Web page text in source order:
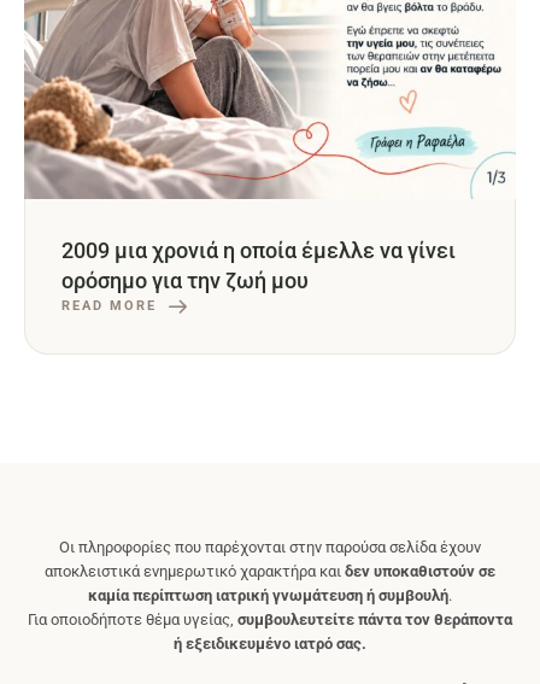
2009 μια χρονιά η οποία έμελλε να γίνει
ορόσημο για την ζωή μου
READ MORE
Οι πληροφορίες που παρέχονται στην παρούσα σελίδα έχουν
αποκλειστικά ενημερωτικό χαρακτήρα και δεν υποκαθιστούν σε
καμία περίπτωση ιατρική γνωμάτευση ή συμβουλή.
Για οποιοδήποτε θέμα υγείας, συμβουλευτείτε πάντα τον θεράποντα
ή εξειδικευμένο ιατρό σας.